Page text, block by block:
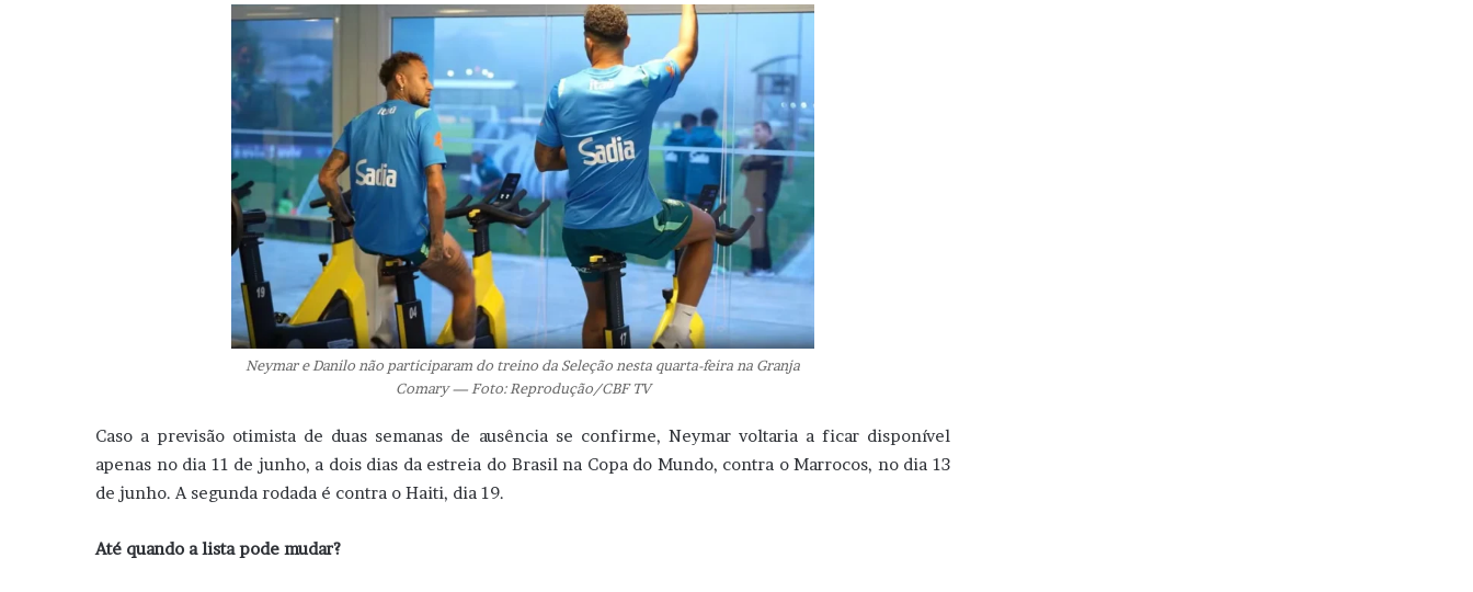
Neymar e Danilo não participaram do treino da Seleção nesta quarta-feira na Granja
Comary — Foto: Reprodução/CBF TV
Caso a previsão otimista de duas semanas de ausência se confirme, Neymar voltaria a ficar disponível
apenas no dia 11 de junho, a dois dias da estreia do Brasil na Copa do Mundo, contra o Marrocos, no dia 13
de junho. A segunda rodada é contra o Haiti, dia 19.
Até quando a lista pode mudar?